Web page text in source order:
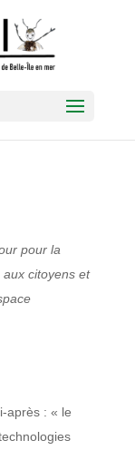
pour la
aux citoyens et
après : « le